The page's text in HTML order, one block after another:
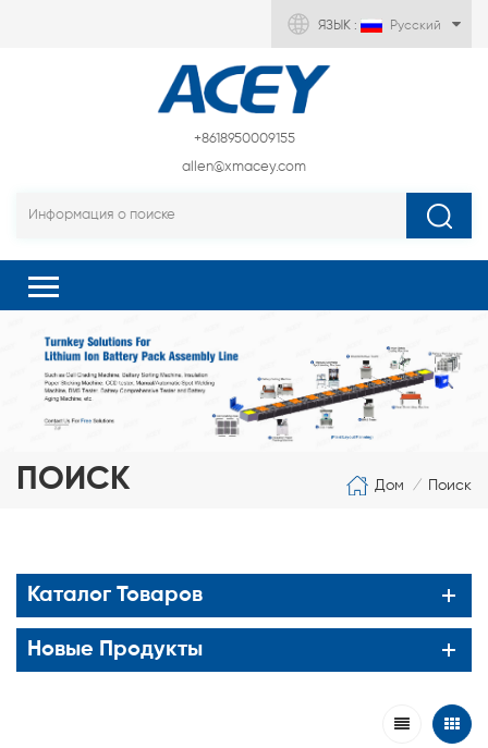
ЯЗЫК : Русский
+8618950009155
allen@xmacey.com
ПОИСК Дом / Поиск
Каталог Товаров
Новые Продукты